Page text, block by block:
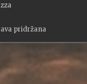
pridržana
:XYZScripts.com